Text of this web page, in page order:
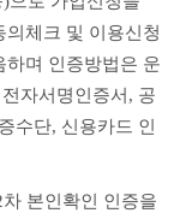
체크 및 이용신청
하며 인증방법은 운
자서명인증서, 공
수단, 신용카드 인
본인확인 인증을